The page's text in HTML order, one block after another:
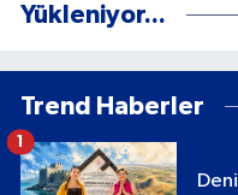
Yükleniyor...
Trend Haberler
1